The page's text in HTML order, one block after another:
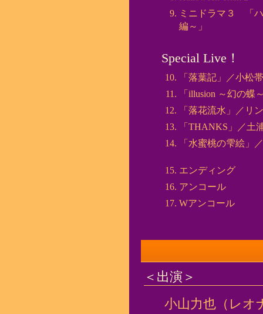
ミニドラマ３ 「
編～」
Special Live！
「落葉記」／小松
「illusion ～幻の蝶
「落花流水」／リ
「THANKS」／土
「水蜜桃の雫絵」
エンディング
アンコール
Wアンコール
＜出演＞
小山力也（レオ